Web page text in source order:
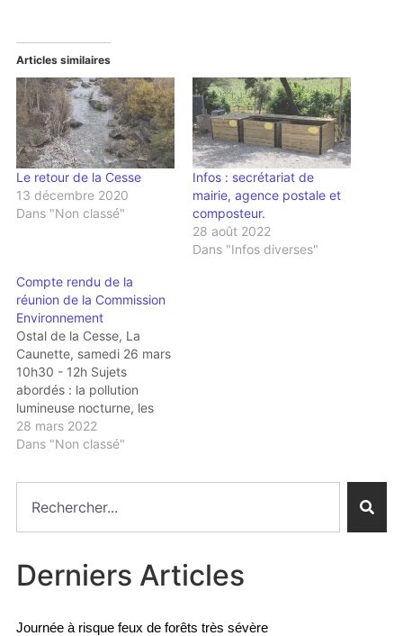
Articles similaires
Le retour de la Cesse
13 décembre 2020
Dans "Non classé"
Infos : secrétariat de
mairie, agence postale et
composteur.
28 août 2022
Dans "Infos diverses"
Compte rendu de la
réunion de la Commission
Environnement
Ostal de la Cesse, La
Caunette, samedi 26 mars
10h30 - 12h Sujets
abordés : la pollution
lumineuse nocturne, les
économies d'énergie, les
vergers participatifs de
découverte du Causse.
CR 26 marsTélécharger
Bigaradier
28 mars 2022
Dans "Non classé"
Derniers Articles
Journée à risque feux de forêts très sévère